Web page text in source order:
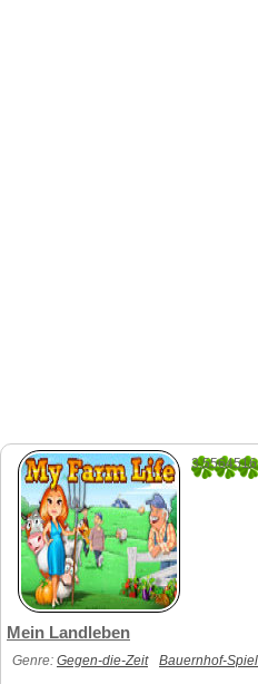
Mein Landleben
Genre: Gegen-die-Zeit Bauernhof-